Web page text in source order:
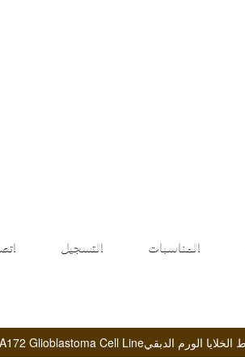
المناسبات التسجيل